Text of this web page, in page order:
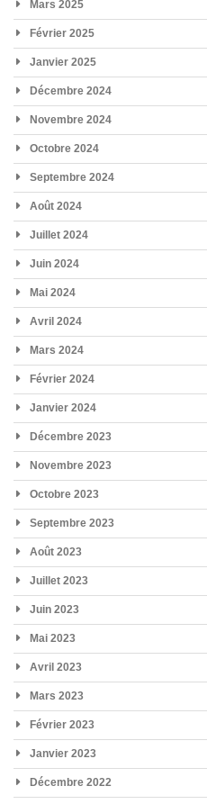
Mars 2025
Février 2025
Janvier 2025
Décembre 2024
Novembre 2024
Octobre 2024
Septembre 2024
Août 2024
Juillet 2024
Juin 2024
Mai 2024
Avril 2024
Mars 2024
Février 2024
Janvier 2024
Décembre 2023
Novembre 2023
Octobre 2023
Septembre 2023
Août 2023
Juillet 2023
Juin 2023
Mai 2023
Avril 2023
Mars 2023
Février 2023
Janvier 2023
Décembre 2022